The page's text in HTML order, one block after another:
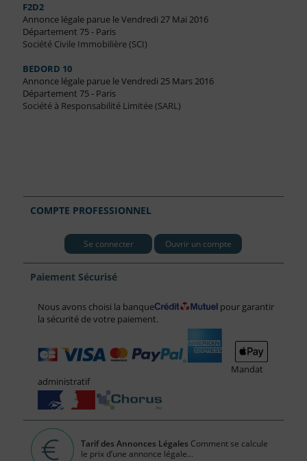
F2D2
Annonce légale parue le Vendredi 27 Mai 2016
Département 75 - Paris
Société Civile Immobilière (SCI)
BEDORD 10
Annonce légale parue le Vendredi 25 Mars 2016
Département 75 - Paris
Société à Responsabilité Limitée (SARL)
COMPTE PROFESSIONNEL
Se connecter Ouvrir un compte
Paiement Sécurisé
Nous avons choisi la banque
pour garantir
la sécurité de votre paiement.
Mandat
administratif
Tarif des Annonces Légales Comment se calcule
le prix d’une annonce légale...